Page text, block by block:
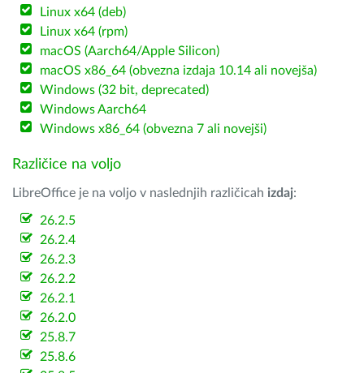
Linux x64 (deb)
Linux x64 (rpm)
macOS (Aarch64/Apple Silicon)
macOS x86_64 (obvezna izdaja 10.14 ali novejša)
Windows (32 bit, deprecated)
Windows Aarch64
Windows x86_64 (obvezna 7 ali novejši)
Različice na voljo
LibreOffice je na voljo v naslednjih različicah izdaj:
26.2.5
26.2.4
26.2.3
26.2.2
26.2.1
26.2.0
25.8.7
25.8.6